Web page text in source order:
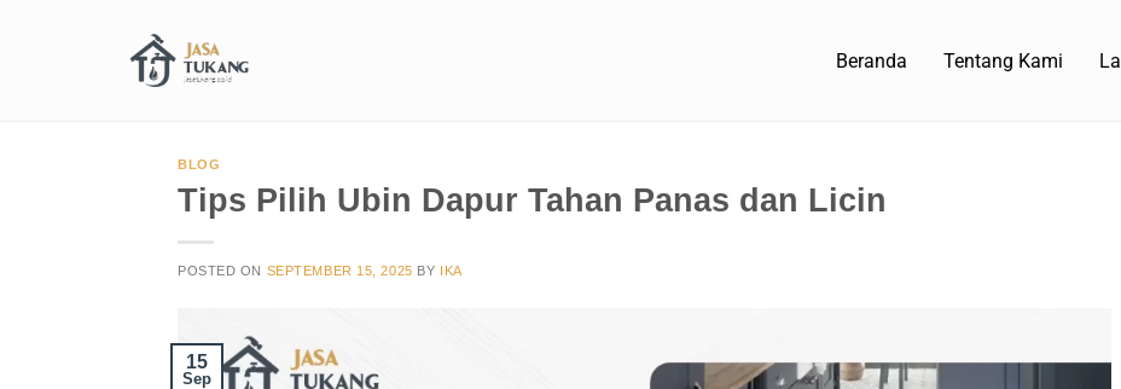
Beranda Tentang Kami
BLOG
Tips Pilih Ubin Dapur Tahan Panas dan Licin
POSTED ON SEPTEMBER 15, 2025 BY IKA
15
Sep